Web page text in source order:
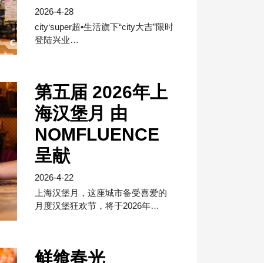
2026-4-28
city‘super超•生活旗下“city大吉”限时
登陆兴业…
第五届 2026年上
海汉堡⽉ 由
NOMFLUENCE
呈献
2026-4-22
上海汉堡⽉，这座城市备受喜爱的
⽉度汉堡狂欢节，将于2026年…
鲜飨春光